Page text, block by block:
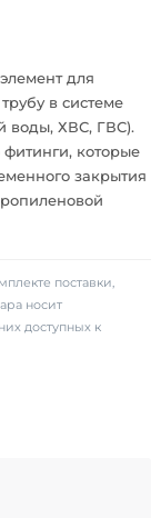
для
в системе
воды, ХВС, ГВС).
которые
закрытия
поставки,
носит
доступных к